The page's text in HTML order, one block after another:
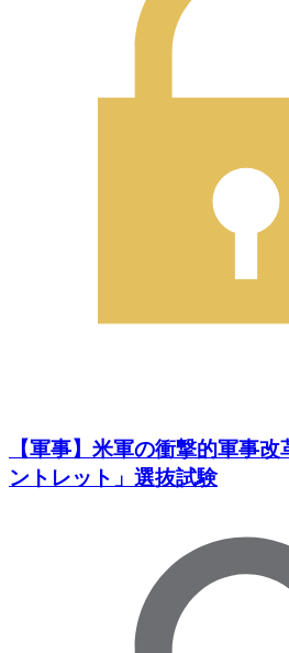
【軍事】米軍の衝撃的軍事
ントレット」選抜試験